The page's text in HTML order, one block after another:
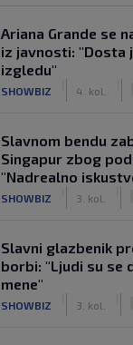
Ariana Grande se
iz javnosti: "Dosta
izgledu"
SHOWBIZ 4. kol.
Slavnom bendu
Singapur zbog
"Nadrealno
SHOWBIZ 3. kol.
Slavni glazbenik
borbi: "Ljudi su
mene"
SHOWBIZ 3. kol.